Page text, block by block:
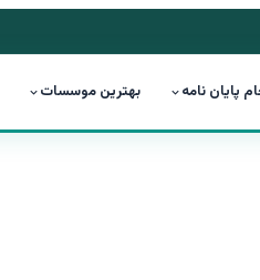
پایان نامه بهترین موسسات